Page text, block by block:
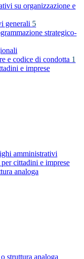
su organizzazione e
generali 5
strategico-
e codice di condotta 1
e imprese
amministrativi
cittadini e imprese
analoga
struttura analoga